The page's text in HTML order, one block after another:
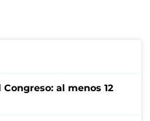
al menos 12